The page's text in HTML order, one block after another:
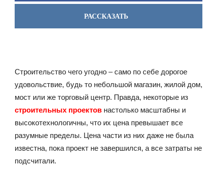
РАССКАЗАТЬ
Строительство чего угодно – само по себе дорогое
удовольствие, будь то небольшой магазин, жилой дом,
мост или же торговый центр. Правда, некоторые из
строительных проектов настолько масштабны и
высокотехнологичны, что их цена превышает все
разумные пределы. Цена части из них даже не была
известна, пока проект не завершился, а все затраты не
подсчитали.